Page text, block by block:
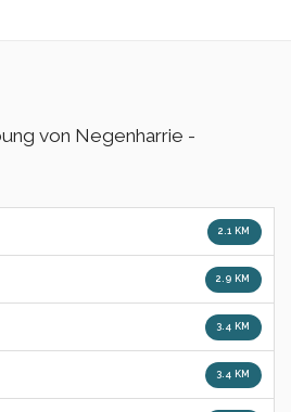
von Negenharrie -
2.1 KM
2.9 KM
3.4 KM
3.4 KM